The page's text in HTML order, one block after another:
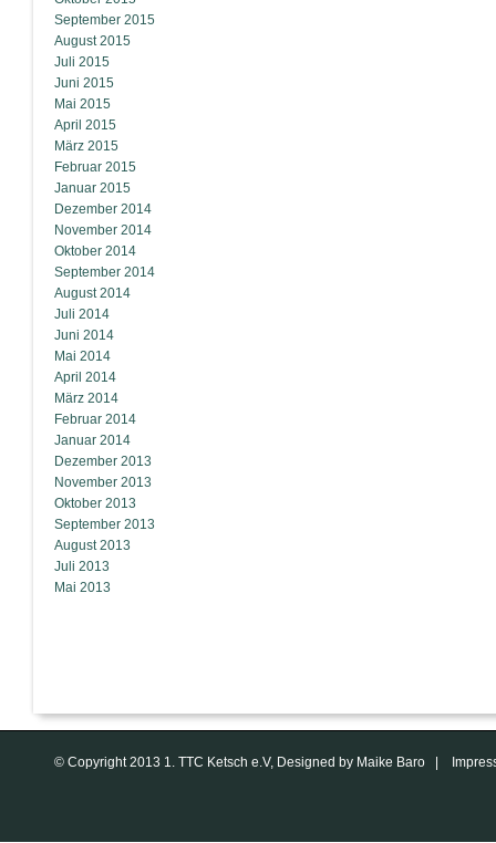
September 2015
August 2015
Juli 2015
Juni 2015
Mai 2015
April 2015
März 2015
Februar 2015
Januar 2015
Dezember 2014
November 2014
Oktober 2014
September 2014
August 2014
Juli 2014
Juni 2014
Mai 2014
April 2014
März 2014
Februar 2014
Januar 2014
Dezember 2013
November 2013
Oktober 2013
September 2013
August 2013
Juli 2013
Mai 2013
© Copyright 2013 1. TTC Ketsch e.V, Designed by Maike Baro |